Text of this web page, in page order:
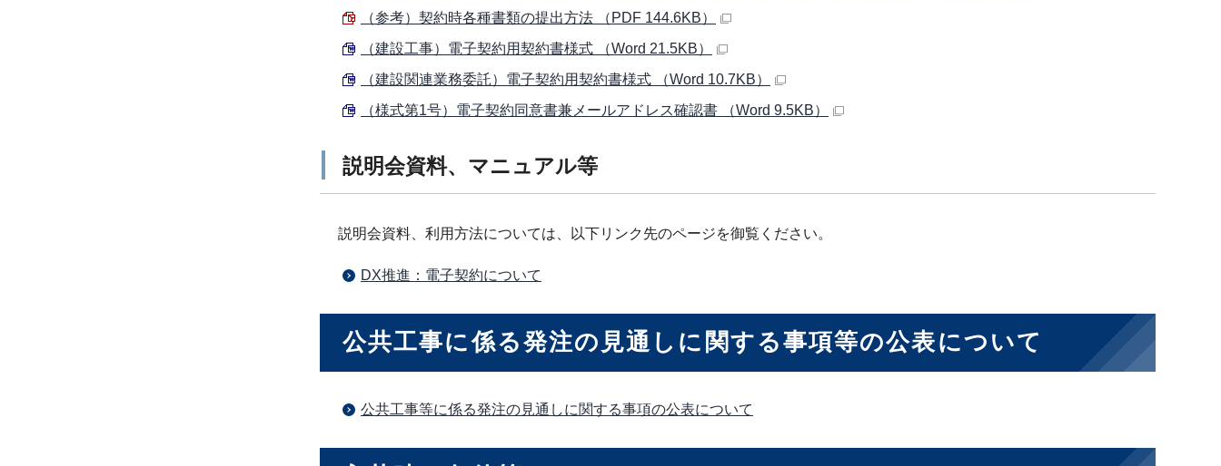
（参考）契約時各種書類の提出方法 （PDF 144.6KB）
（建設工事）電子契約用契約書様式 （Word 21.5KB）
（建設関連業務委託）電子契約用契約書様式 （Word 10.7KB）
（様式第1号）電子契約同意書兼メールアドレス確認書 （Word 9.5KB）
説明会資料、マニュアル等
説明会資料、利用方法については、以下リンク先のページを御覧ください。
DX推進：電子契約について
公共工事に係る発注の見通しに関する事項等の公表について
公共工事等に係る発注の見通しに関する事項の公表について